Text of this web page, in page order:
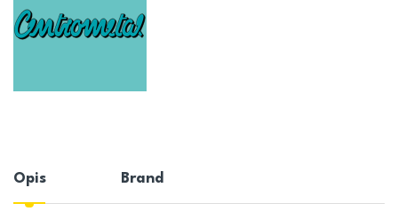
Opis Brand